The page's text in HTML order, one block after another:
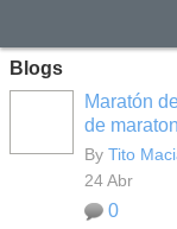
Blogs
Maratón
de
By Tito
24 Abr
0